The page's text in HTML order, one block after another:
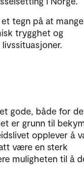
tegn på at mange
trygghet og
gode, både for
er grunn til
opplever å
være en sterk
muligheten til å